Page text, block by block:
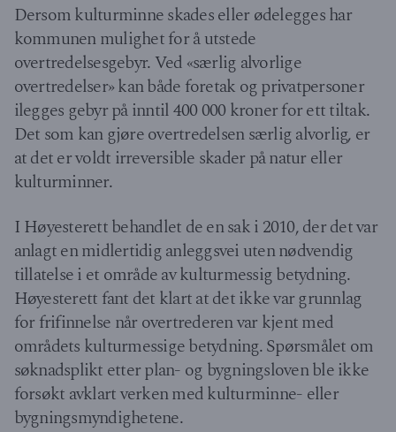
Dersom kulturminne skades eller ødelegges har
kommunen mulighet for å utstede
overtredelsesgebyr. Ved «særlig alvorlige
overtredelser» kan både foretak og privatpersoner
ilegges gebyr på inntil 400 000 kroner for ett tiltak.
Det som kan gjøre overtredelsen særlig alvorlig, er
at det er voldt irreversible skader på natur eller
kulturminner.
I Høyesterett behandlet de en sak i 2010, der det var
anlagt en midlertidig anleggsvei uten nødvendig
tillatelse i et område av kulturmessig betydning.
Høyesterett fant det klart at det ikke var grunnlag
for frifinnelse når overtrederen var kjent med
områdets kulturmessige betydning. Spørsmålet om
søknadsplikt etter plan- og bygningsloven ble ikke
forsøkt avklart verken med kulturminne- eller
bygningsmyndighetene.